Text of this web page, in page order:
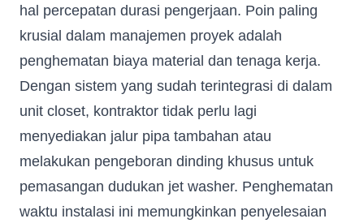
hal percepatan durasi pengerjaan. Poin paling
krusial dalam manajemen proyek adalah
penghematan biaya material dan tenaga kerja.
Dengan sistem yang sudah terintegrasi di dalam
unit closet, kontraktor tidak perlu lagi
menyediakan jalur pipa tambahan atau
melakukan pengeboran dinding khusus untuk
pemasangan dudukan jet washer. Penghematan
waktu instalasi ini memungkinkan penyelesaian